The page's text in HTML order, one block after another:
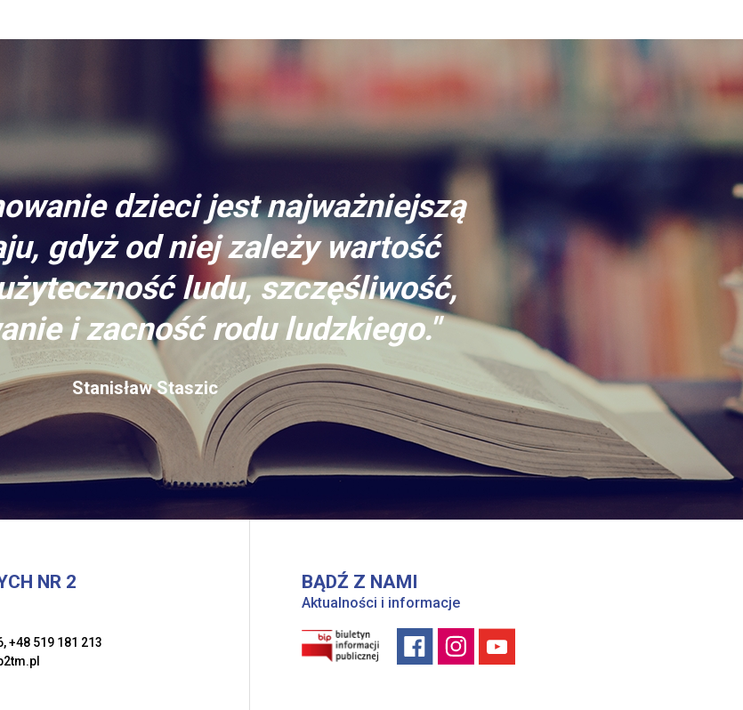
dzieci jest najważniejszą
gdyż od niej zależy wartość
ludu, szczęśliwość,
i zacność rodu ludzkiego."
Stanisław Staszic
NR 2
,+48 519 181 213
BĄDŹ Z NAMI
Aktualności i informacje